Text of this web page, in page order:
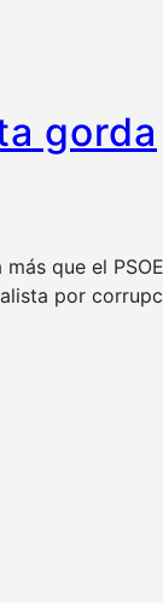
gorda
que el
por